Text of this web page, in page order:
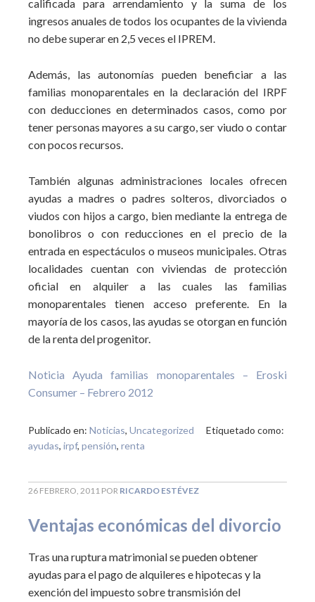
calificada para arrendamiento y la suma de los
ingresos anuales de todos los ocupantes de la vivienda
no debe superar en 2,5 veces el IPREM.
Además, las autonomías pueden beneficiar a las
familias monoparentales en la declaración del IRPF
con deducciones en determinados casos, como por
tener personas mayores a su cargo, ser viudo o contar
con pocos recursos.
También algunas administraciones locales ofrecen
ayudas a madres o padres solteros, divorciados o
viudos con hijos a cargo, bien mediante la entrega de
bonolibros o con reducciones en el precio de la
entrada en espectáculos o museos municipales. Otras
localidades cuentan con viviendas de protección
oficial en alquiler a las cuales las familias
monoparentales tienen acceso preferente. En la
mayoría de los casos, las ayudas se otorgan en función
de la renta del progenitor.
Noticia Ayuda familias monoparentales – Eroski
Consumer – Febrero 2012
Publicado en: Noticias, Uncategorized
Etiquetado como:
ayudas, irpf, pensión, renta
26 FEBRERO, 2011 POR RICARDO ESTÉVEZ
Ventajas económicas del divorcio
Tras una ruptura matrimonial se pueden obtener
ayudas para el pago de alquileres e hipotecas y la
exención del impuesto sobre transmisión del